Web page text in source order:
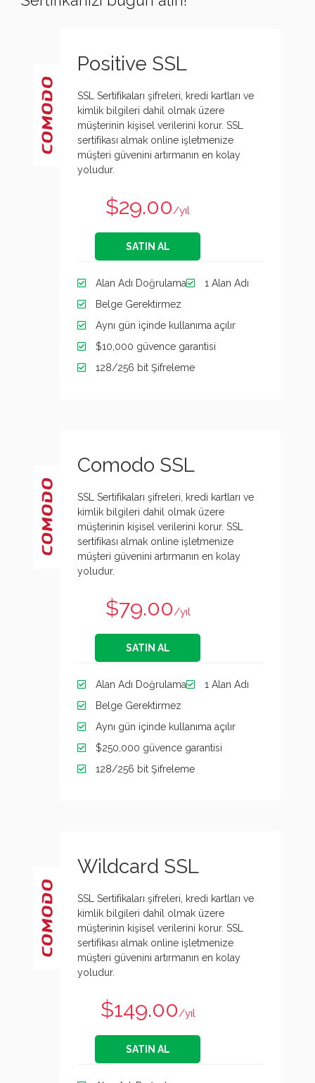
Positive SSL
SSL Sertifikaları şifreleri, kredi kartları ve
kimlik bilgileri dahil olmak üzere
müşterinin kişisel verilerini korur. SSL
sertifikası almak online işletmenize
müşteri güvenini artırmanın en kolay
yoludur.
$29.00/yıl
SATIN AL
Alan Adı Doğrulama
1 Alan Adı
Belge Gerektirmez
Aynı gün içinde kullanıma açılır
$10,000 güvence garantisi
128/256 bit Şifreleme
Comodo SSL
SSL Sertifikaları şifreleri, kredi kartları ve
kimlik bilgileri dahil olmak üzere
müşterinin kişisel verilerini korur. SSL
sertifikası almak online işletmenize
müşteri güvenini artırmanın en kolay
yoludur.
$79.00/yıl
SATIN AL
Alan Adı Doğrulama
1 Alan Adı
Belge Gerektirmez
Aynı gün içinde kullanıma açılır
$250,000 güvence garantisi
128/256 bit Şifreleme
Wildcard SSL
SSL Sertifikaları şifreleri, kredi kartları ve
kimlik bilgileri dahil olmak üzere
müşterinin kişisel verilerini korur. SSL
sertifikası almak online işletmenize
müşteri güvenini artırmanın en kolay
yoludur.
$149.00/yıl
SATIN AL